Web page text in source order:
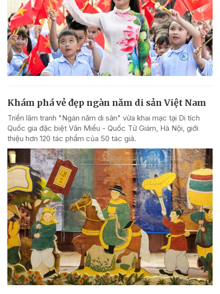
Khám phá vẻ đẹp ngàn năm di sản Việt Nam
Triển lãm tranh "Ngàn năm di sản" vừa khai mạc tại Di tích
Quốc gia đặc biệt Văn Miếu - Quốc Tử Giám, Hà Nội, giới
thiệu hơn 120 tác phẩm của 50 tác giả.